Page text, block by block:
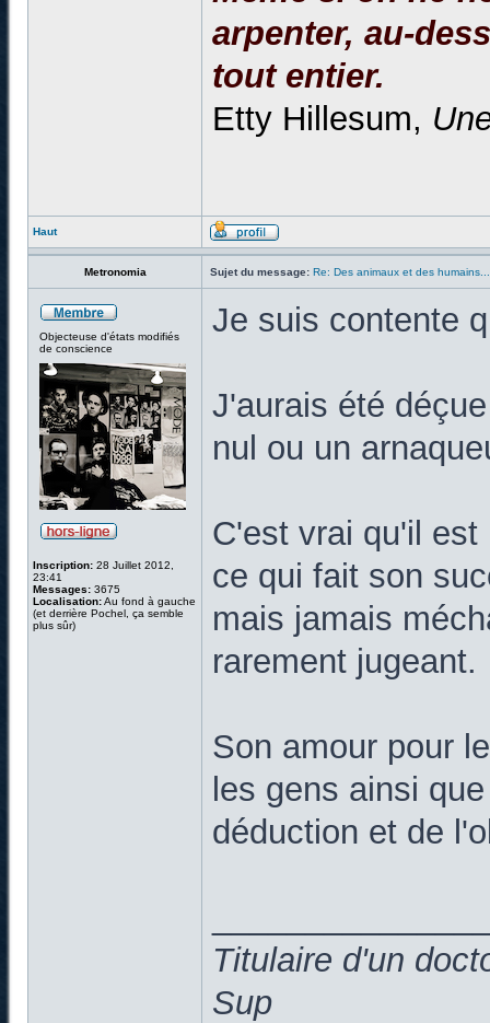
arpenter, au-
tout entier.
Etty Hillesum,
Haut
Metronomia Sujet du message: Re: Des animaux et des humains...
Objecteuse d'états modifiés
de conscience
Inscription: 28 Juillet 2012,
23:41
Messages: 3675
Localisation:Au fond à gauche
(et derrière Pochel, ça semble
plus sûr)
Je suis contente
J'aurais été
nul ou un
C'est vrai qu'il
ce qui fait son
mais jamais
rarement jugeant.
Son amour pour
les gens ainsi
déduction et de
Titulaire d'un
Sup